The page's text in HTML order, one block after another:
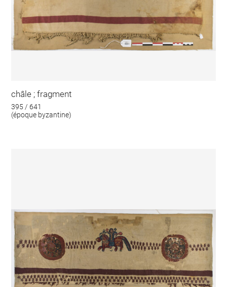
châle ; fragment
395 / 641
(époque byzantine)